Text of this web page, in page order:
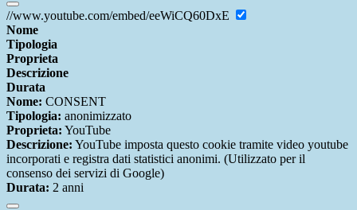
//www.youtube.com/embed/eeWiCQ60DxE
Nome
Tipologia
Proprieta
Descrizione
Durata
Nome: CONSENT
Tipologia: anonimizzato
Proprieta: YouTube
Descrizione: YouTube imposta questo cookie tramite video youtube
incorporati e registra dati statistici anonimi. (Utilizzato per il
consenso dei servizi di Google)
Durata: 2 anni